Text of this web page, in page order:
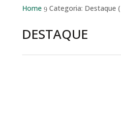
Home 9 Categoria: Destaque
DESTAQUE